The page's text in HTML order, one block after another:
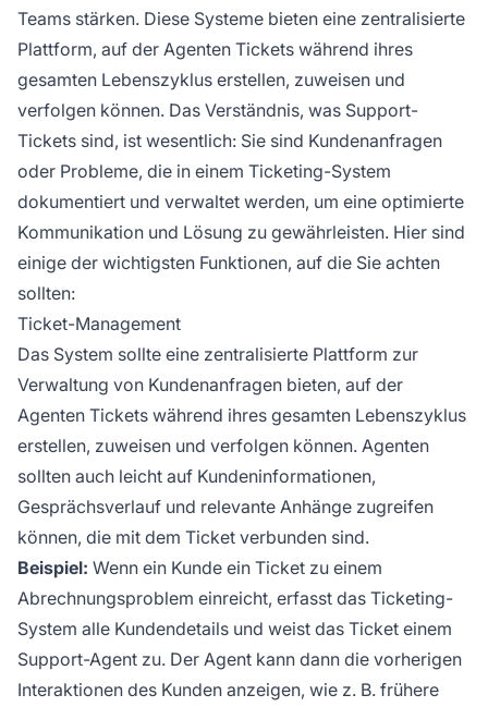
Teams stärken. Diese Systeme bieten eine zentralisierte
Plattform, auf der Agenten Tickets während ihres
gesamten Lebenszyklus erstellen, zuweisen und
verfolgen können. Das Verständnis, was Support-
Tickets sind, ist wesentlich: Sie sind Kundenanfragen
oder Probleme, die in einem Ticketing-System
dokumentiert und verwaltet werden, um eine optimierte
Kommunikation und Lösung zu gewährleisten. Hier sind
einige der wichtigsten Funktionen, auf die Sie achten
sollten:
Ticket-Management
Das System sollte eine zentralisierte Plattform zur
Verwaltung von Kundenanfragen bieten, auf der
Agenten Tickets während ihres gesamten Lebenszyklus
erstellen, zuweisen und verfolgen können. Agenten
sollten auch leicht auf Kundeninformationen,
Gesprächsverlauf und relevante Anhänge zugreifen
können, die mit dem Ticket verbunden sind.
Beispiel: Wenn ein Kunde ein Ticket zu einem
Abrechnungsproblem einreicht, erfasst das Ticketing-
System alle Kundendetails und weist das Ticket einem
Support-Agent zu. Der Agent kann dann die vorherigen
Interaktionen des Kunden anzeigen, wie z. B. frühere